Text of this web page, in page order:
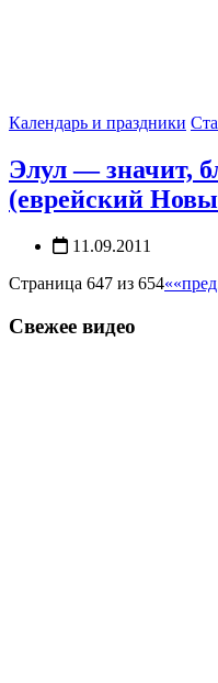
Календарь и праздники
Элул — значит,
(еврейский
11.09.2011
Страница 647 из 654««
Свежее видео